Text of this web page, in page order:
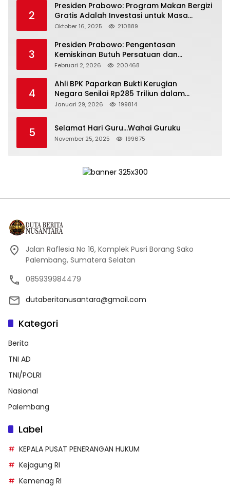
2
Presiden Prabowo: Program Makan Bergizi
Gratis Adalah Investasi untuk Masa
Depan Bangsa
Oktober 16, 2025 210889
3
Presiden Prabowo: Pengentasan
Kemiskinan Butuh Persatuan dan
Kepemimpinan yang Bertanggung Jawab
Februari 2, 2026 200468
4
Ahli BPK Paparkan Bukti Kerugian
Negara Senilai Rp285 Triliun dalam
Persidangan Korupsi PT Pertamina
Januari 29, 2026 199814
5 Selamat Hari Guru…Wahai Guruku
November 25, 2025 199675
Jalan Raflesia No 16, Komplek Pusri Borang Sako
Palembang, Sumatera Selatan
085939984479
dutaberitanusantara@gmail.com
Kategori
Berita
TNI AD
TNI/POLRI
Nasional
Palembang
Label
KEPALA PUSAT PENERANGAN HUKUM
Kejagung RI
Kemenag RI